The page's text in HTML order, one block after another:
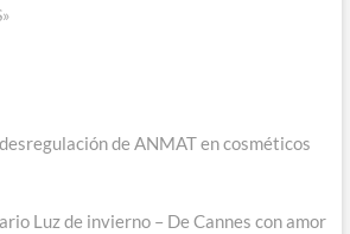
de ANMAT en cosméticos
Luz de invierno – De Cannes con amor